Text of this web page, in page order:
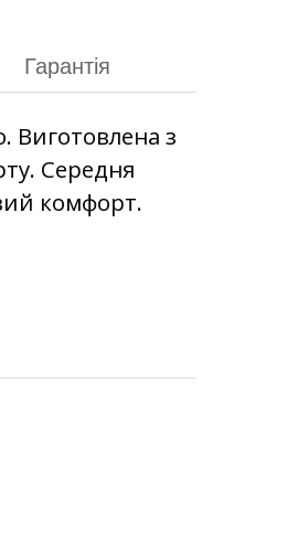
Гарантія
Виготовлена з
Середня
комфорт.